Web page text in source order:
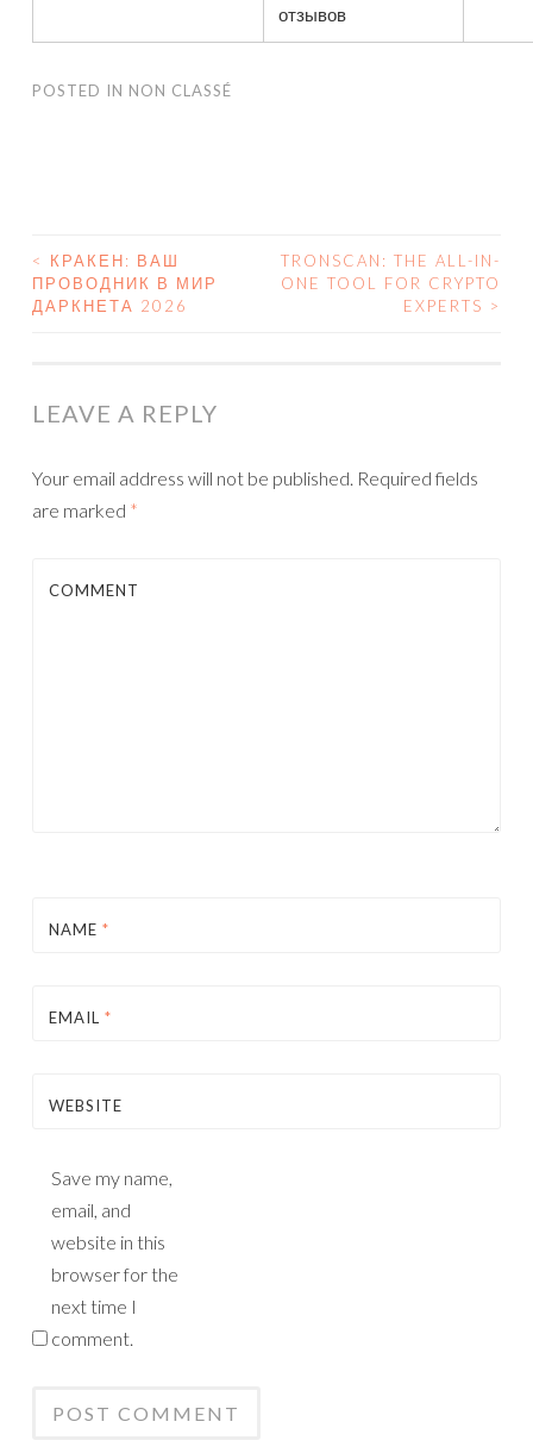
отзывов
POSTED IN NON CLASSÉ
POST NAVIGATION
<
КРАКЕН: ВАШ
ПРОВОДНИК В МИР
ДАРКНЕТА 2026
TRONSCAN: THE ALL-IN-
ONE TOOL FOR CRYPTO
EXPERTS >
LEAVE A REPLY
Your email address will not be published. Required fields
are marked *
COMMENT
NAME *
EMAIL *
WEBSITE
Save my name,
email, and
website in this
browser for the
next time I
comment.